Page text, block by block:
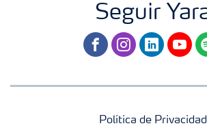
Seguir
facebookinstagram
linkedinyoutube
Política de Privacidad